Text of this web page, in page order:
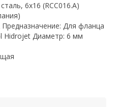
6х16 (RCC016.A)
Предназначение: Для фланца
Hidrojet Диаметр: 6 мм